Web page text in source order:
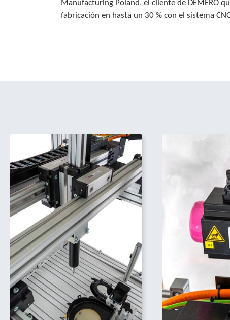
Manufacturing Poland, el cliente de DEMERO
fabricación en hasta un 30 % con el sistema